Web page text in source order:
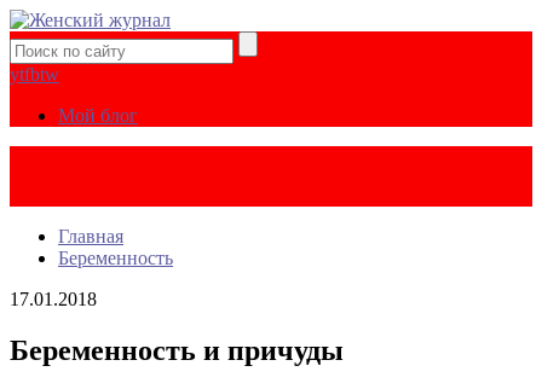
ytfbtw
Мой блог
Главная
Беременность
17.01.2018
Беременность и причуды